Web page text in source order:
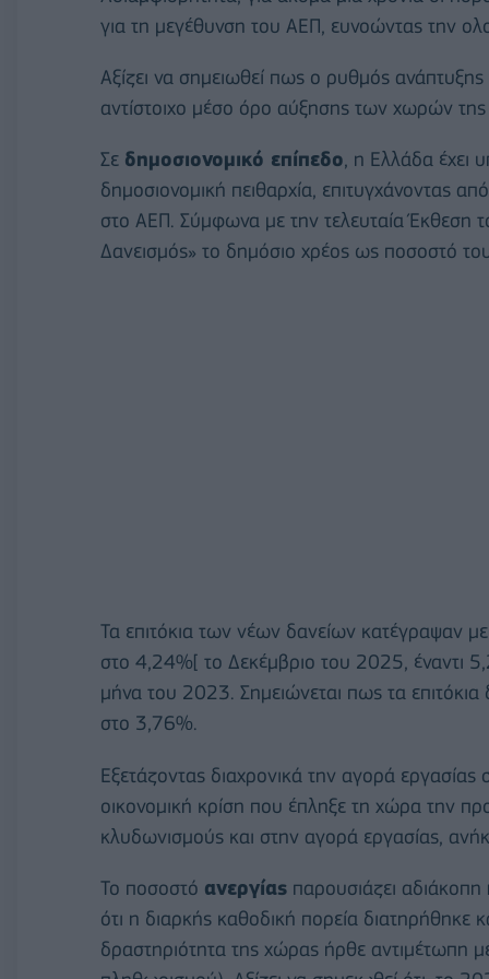
για τη μεγέθυνση του ΑΕΠ, ευνοώντας την
Αξίζει να σημειωθεί πως ο ρυθμός
αντίστοιχο μέσο όρο αύξησης των χωρών
Σε δημοσιονομικό επίπεδο , η Ελλάδα έχει
δημοσιονομική πειθαρχία, επιτυγχάνοντας
στο ΑΕΠ. Σύμφωνα με την τελευταία Έκθεση
Δανεισμός» το δημόσιο χρέος ως ποσοστό
Τα επιτόκια των νέων δανείων κατέγραψαν
στο 4,24%[ το Δεκέμβριο του 2025, έναντι
μήνα του 2023. Σημειώνεται πως τα
στο 3,76%.
Εξετάζοντας διαχρονικά την αγορά εργασίας
οικονομική κρίση που έπληξε τη χώρα την
κλυδωνισμούς και στην αγορά εργασίας,
Το ποσοστό ανεργίας παρουσιάζει αδιάκοπη
ότι η διαρκής καθοδική πορεία
δραστηριότητα της χώρας ήρθε αντιμέτωπη